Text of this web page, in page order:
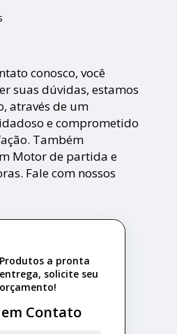
conosco, você
suas dúvidas, estamos
através de um
e comprometido
Também
Motor de partida e
Fale com nossos
Contato
Produtos a pronta
entrega, solicite seu
orçamento!